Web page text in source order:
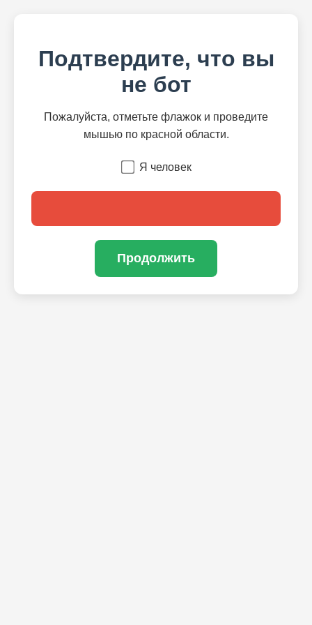
Подтвердите, что вы
не бот
Пожалуйста, отметьте флажок и проведите
мышью по красной области.
Я человек
Продолжить